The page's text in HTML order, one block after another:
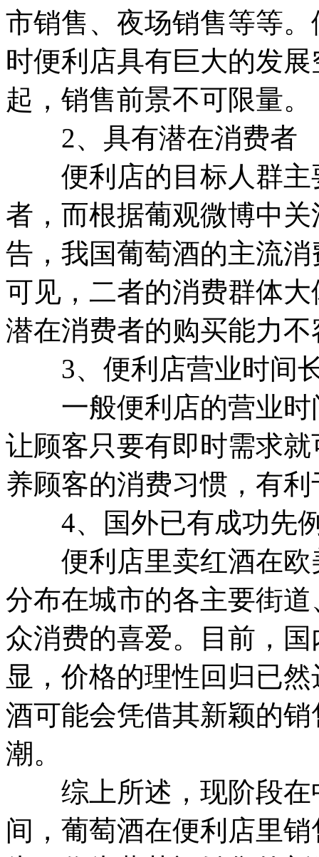
市销售、夜场销售等等
时便利店具有巨大的发
起，销售前景不可限量。
2、具有潜在消费者
便利店的目标人群主
者，而根据葡观微博中
告，我国葡萄酒的主流
可见，二者的消费群体
潜在消费者的购买能力
3、便利店营业时间
一般便利店的营业时
让顾客只要有即时需求
养顾客的消费习惯，有
4、国外已有成功先
便利店里卖红酒在欧
分布在城市的各主要街
众消费的喜爱。目前，
显，价格的理性回归已
酒可能会凭借其新颖的
潮。
综上所述，现阶段在
间，葡萄酒在便利店里